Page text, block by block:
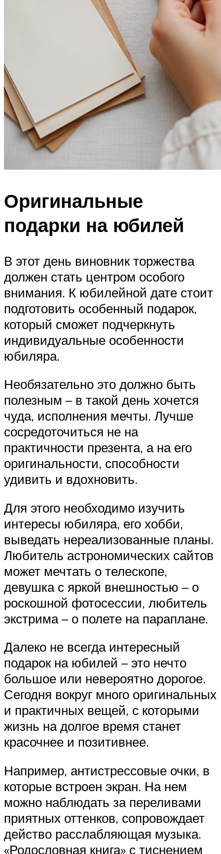
Оригинальные
подарки на юбилей
В этот день виновник торжества
должен стать центром особого
внимания. К юбилейной дате стоит
подготовить особенный подарок,
который сможет подчеркнуть
индивидуальные особенности
юбиляра.
Необязательно это должно быть
полезным – в такой день хочется
чуда, исполнения мечты. Лучше
сосредоточиться не на
практичности презента, а на его
оригинальности, способности
удивить и вдохновить.
Для этого необходимо изучить
интересы юбиляра, его хобби,
выведать нереализованные планы.
Любитель астрономических сайтов
может мечтать о телескопе,
девушка с яркой внешностью – о
роскошной фотосессии, любитель
экстрима – о полете на параплане.
Далеко не всегда интересный
подарок на юбилей – это нечто
большое или невероятно дорогое.
Сегодня вокруг много оригинальных
и практичных вещей, с которыми
жизнь на долгое время станет
красочнее и позитивнее.
Например, антистрессовые очки, в
которые встроен экран. На нем
можно наблюдать за переливами
приятных оттенков, сопровождает
действо расслабляющая музыка.
«Родословная книга» с тиснением